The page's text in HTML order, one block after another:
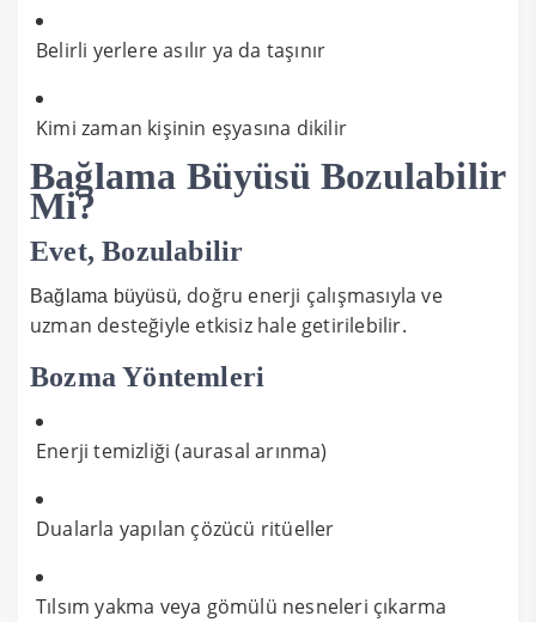
Belirli yerlere asılır ya da taşınır
Kimi zaman kişinin eşyasına dikilir
Bağlama Büyüsü Bozulabilir
Mi?
Evet, Bozulabilir
Bağlama büyüsü, doğru enerji çalışmasıyla ve
uzman desteğiyle etkisiz hale getirilebilir.
Bozma Yöntemleri
Enerji temizliği (aurasal arınma)
Dualarla yapılan çözücü ritüeller
Tılsım yakma veya gömülü nesneleri çıkarma